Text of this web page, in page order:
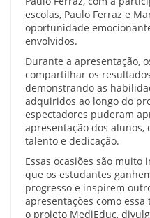
escolas, Paulo Ferraz e
oportunidade
envolvidos.
Durante a apresentação,
compartilhar os
demonstrando as
adquiridos ao longo do
espectadores puderam
apresentação dos
talento e dedicação.
Essas ocasiões são
que os estudantes
progresso e inspirem
apresentações como
o projeto MediEduc,